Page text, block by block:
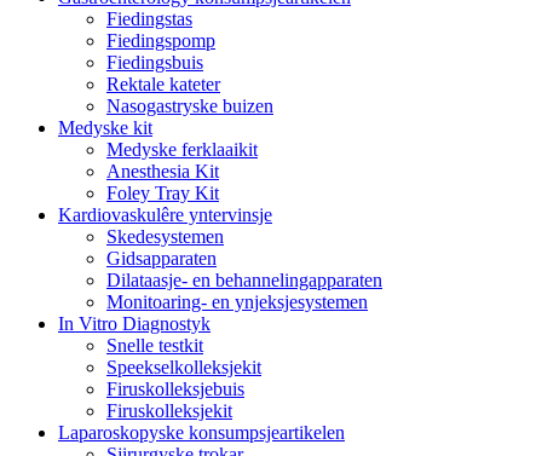
Fiedingstas
Fiedingspomp
Fiedingsbuis
Rektale kateter
Nasogastryske buizen
Medyske kit
Medyske ferklaaikit
Anesthesia Kit
Foley Tray Kit
Kardiovaskulêre yntervinsje
Skedesystemen
Gidsapparaten
Dilataasje- en behannelingapparaten
Monitoaring- en ynjeksjesystemen
In Vitro Diagnostyk
Snelle testkit
Speekselkolleksjekit
Firuskolleksjebuis
Firuskolleksjekit
Laparoskopyske konsumpsjeartikelen